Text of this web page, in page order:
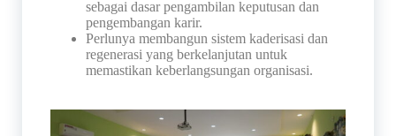
sebagai dasar pengambilan keputusan dan
pengembangan karir.
Perlunya membangun sistem kaderisasi dan
regenerasi yang berkelanjutan untuk
memastikan keberlangsungan organisasi.